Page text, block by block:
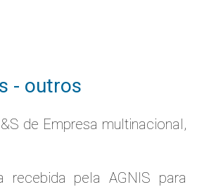
- outros
de Empresa multinacional,
recebida pela AGNIS para